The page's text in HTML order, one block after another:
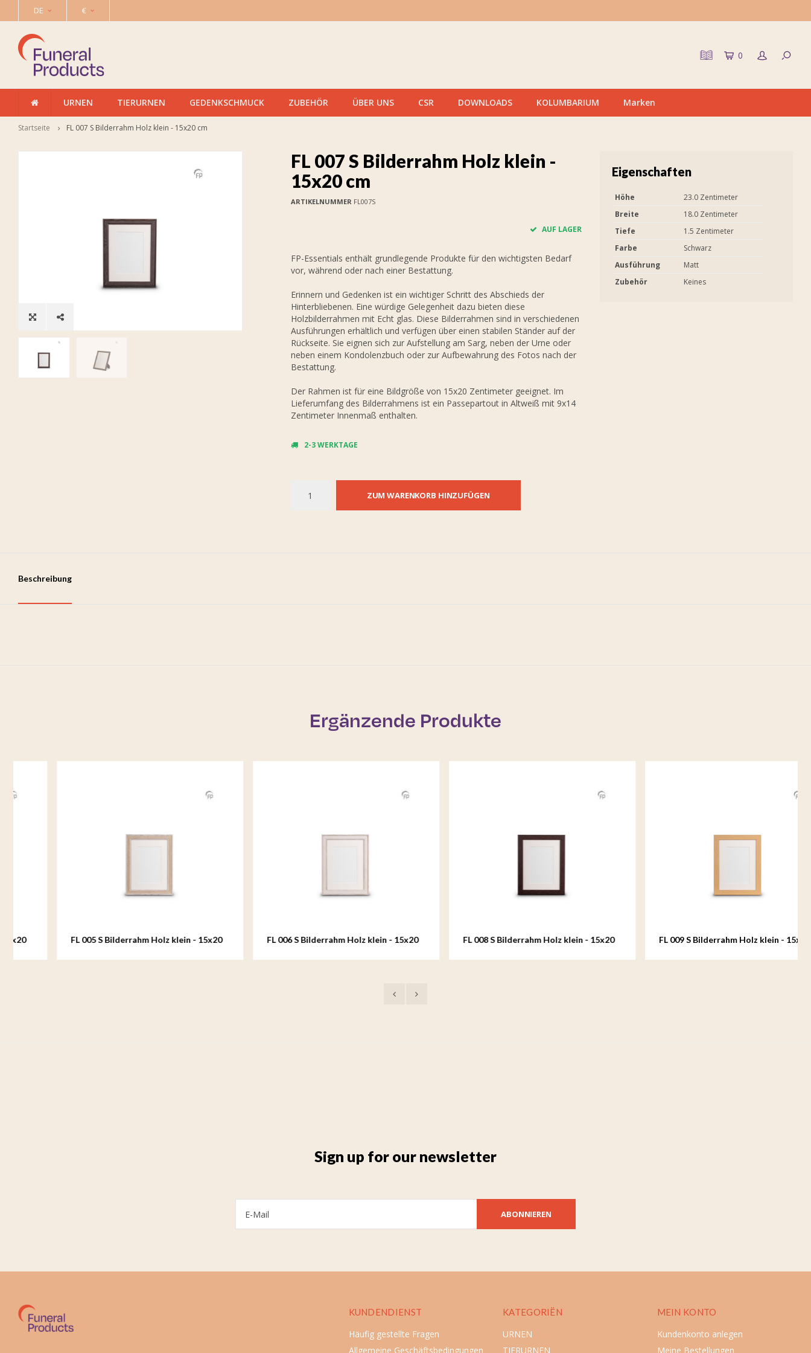
DE €
0
URNEN TIERURNEN GEDENKSCHMUCK ZUBEHÖR ÜBER UNS CSR DOWNLOADS KOLUMBARIUM Marken
Startseite FL 007 S Bilderrahm Holz klein - 15x20 cm
FL 007 S Bilderrahm Holz klein -
15x20 cm
ARTIKELNUMMERFL007S
AUF LAGER
FP-Essentials enthält grundlegende Produkte für den wichtigsten Bedarf
vor, während oder nach einer Bestattung.
Erinnern und Gedenken ist ein wichtiger Schritt des Abschieds der
Hinterbliebenen. Eine würdige Gelegenheit dazu bieten diese
Holzbilderrahmen mit Echt glas. Diese Bilderrahmen sind in verschiedenen
Ausführungen erhältlich und verfügen über einen stabilen Ständer auf der
Rückseite. Sie eignen sich zur Aufstellung am Sarg, neben der Urne oder
neben einem Kondolenzbuch oder zur Aufbewahrung des Fotos nach der
Bestattung.
Der Rahmen ist für eine Bildgröße von 15x20 Zentimeter geeignet. Im
Lieferumfang des Bilderrahmens ist ein Passepartout in Altweiß mit 9x14
Zentimeter Innenmaß enthalten.
2-3 WERKTAGE
ZUM WARENKORB HINZUFÜGEN
Eigenschaften
Höhe
23.0 Zentimeter
Breite
18.0 Zentimeter
Tiefe
1.5 Zentimeter
Farbe
Schwarz
Ausführung
Matt
Zubehör
Keines
Beschreibung
Ergänzende Produkte
FL 005 S Bilderrahm Holz klein - 15x20
FL 006 S Bilderrahm Holz klein - 15x20
FL 008 S Bilderrahm Holz klein - 15x20
FL 009 S Bilderrahm Holz klein - 15x20
Sign up for our newsletter
ABONNIEREN
KUNDENDIENST
Häufig gestellte Fragen
Allgemeine Geschäftsbedingungen
KATEGORIËN
URNEN
TIERURNEN
MEIN KONTO
Kundenkonto anlegen
Meine Bestellungen